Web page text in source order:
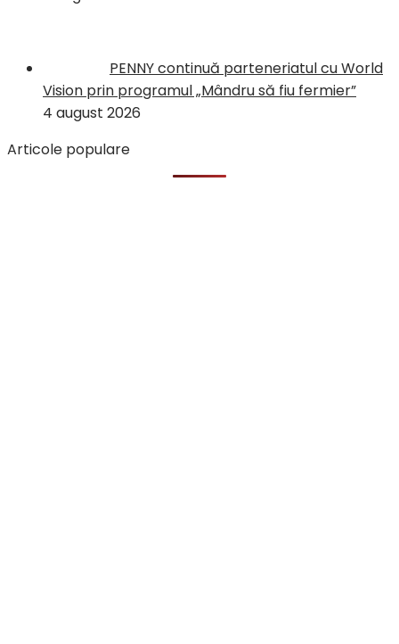
PENNY continuă parteneriatul cu World
Vision prin programul „Mândru să fiu fermier”
4 august 2026
Articole populare